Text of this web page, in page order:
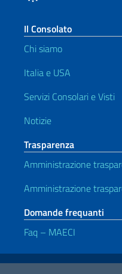
Il Consolato
Chi siamo
Italia e USA
Servizi Consolari e Visti
Notizie
Trasparenza
Amministrazione
Amministrazione
Domande frequanti
Faq – MAECI
Link Utili